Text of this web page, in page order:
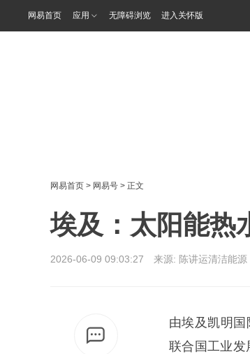
网易首页 应用 无障碍浏览 进入关怀版
网易首页 > 网易号 > 正文
埃及：太阳能热
2026-06-09 09:03:27 来源: 陈讲运清洁能源
由埃及凯明
联合国工业发